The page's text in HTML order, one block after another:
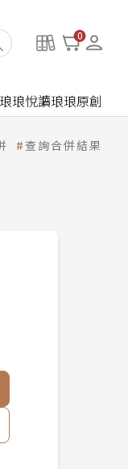
0
琅琅悅讀琅琅原創
查詢合併結果